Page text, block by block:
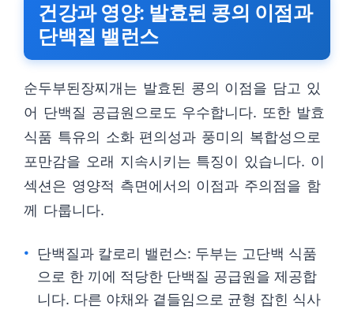
건강과 영양: 발효된 콩의 이점과
단백질 밸런스
순두부된장찌개는 발효된 콩의 이점을 담고 있
어 단백질 공급원으로도 우수합니다. 또한 발효
식품 특유의 소화 편의성과 풍미의 복합성으로
포만감을 오래 지속시키는 특징이 있습니다. 이
섹션은 영양적 측면에서의 이점과 주의점을 함
께 다룹니다.
단백질과 칼로리 밸런스: 두부는 고단백 식품
으로 한 끼에 적당한 단백질 공급원을 제공합
니다. 다른 야채와 곁들임으로 균형 잡힌 식사